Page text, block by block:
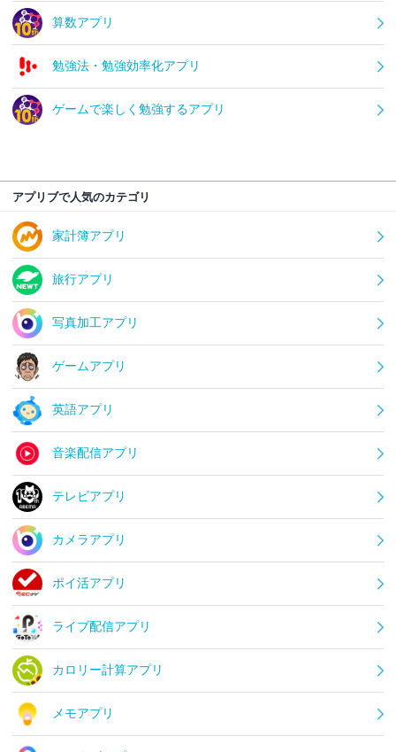
算数アプリ
勉強法・勉強効率化アプリ
ゲームで楽しく勉強するアプリ
アプリブで人気のカテゴリ
家計簿アプリ
旅行アプリ
写真加工アプリ
ゲームアプリ
英語アプリ
音楽配信アプリ
テレビアプリ
カメラアプリ
ポイ活アプリ
ライブ配信アプリ
カロリー計算アプリ
メモアプリ